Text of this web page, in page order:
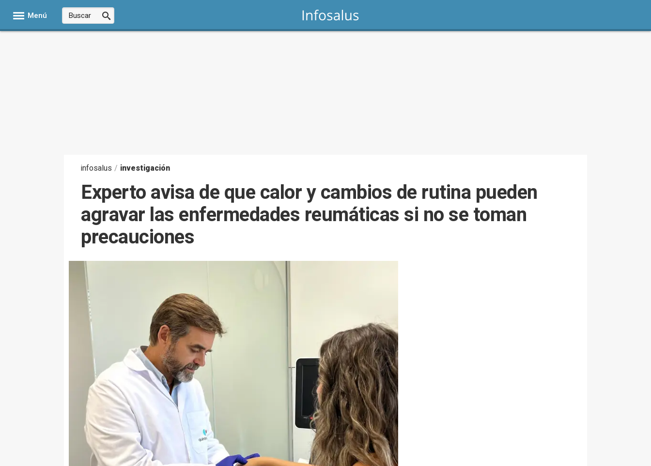
Menú
infosalus / investigación
Experto avisa de que calor y cambios de rutina pueden
agravar las enfermedades reumáticas si no se toman
precauciones